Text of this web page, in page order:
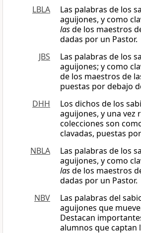
LBLA
Las palabras de los
aguijones, y como
lasde los maestros
dadas por un Pastor.
JBS
Las palabras de los
aguijones; y como
de los maestros de
puestas por debajo
DHH
Los dichos de los
aguijones, y una vez
colecciones son
clavadas, puestas
NBLA
Las palabras de los
aguijones, y como
lasde los maestros
dadas por un Pastor.
NBV
Las palabras del
aguijones que
Destacan
alumnos que captan